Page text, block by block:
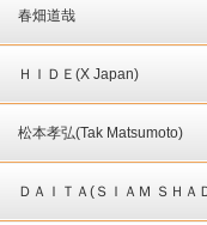
春畑道哉
ＨＩＤＥ(X Japan)
松本孝弘(Tak Matsumoto)
ＤＡＩＴＡ(ＳＩＡＭ ＳＨＡ